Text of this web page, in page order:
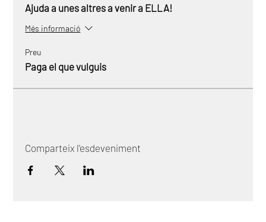
Ajuda a unes altres a venir a ELLA!
Més informació
Preu
Paga el que vulguis
Comparteix l'esdeveniment